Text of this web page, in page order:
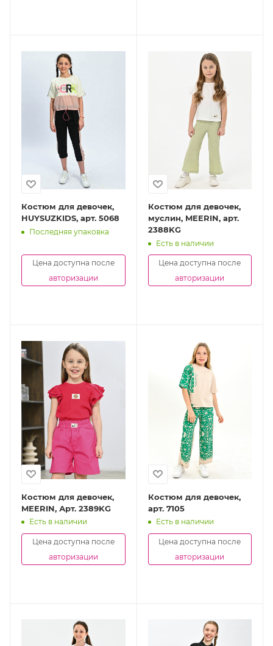
Костюм для девочек,
HUYSUZKIDS, арт. 5068
Последняя упаковка
Цена доступна после
авторизации
Костюм для девочек,
муслин, MEERIN, арт.
2388KG
Есть в наличии
Цена доступна после
авторизации
Костюм для девочек,
MEERIN, Арт. 2389KG
Есть в наличии
Цена доступна после
авторизации
Костюм для девочек,
арт. 7105
Есть в наличии
Цена доступна после
авторизации